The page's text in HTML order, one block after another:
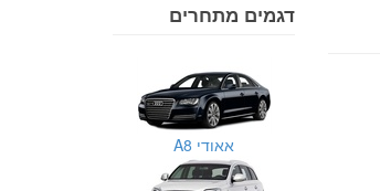
דגמים מתחרים
אאודי A8